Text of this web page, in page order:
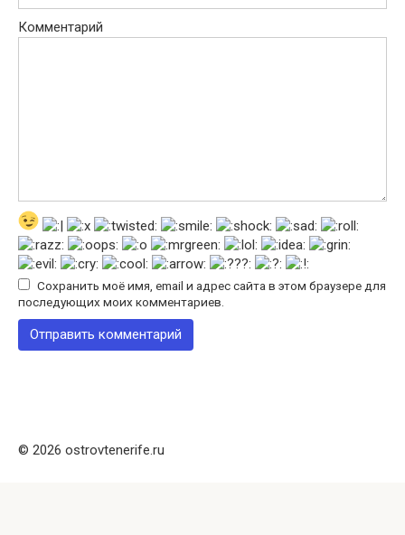
Комментарий
Сохранить моё имя, email и адрес сайта в этом браузере для
последующих моих комментариев.
© 2026 ostrovtenerife.ru